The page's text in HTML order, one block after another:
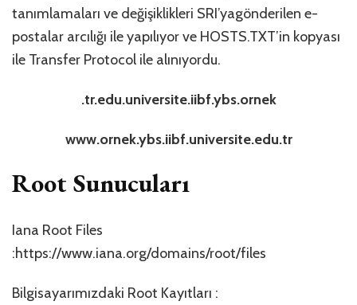
tanımlamaları ve değişiklikleri SRI’yagönderilen e-
postalar arcılığı ile yapılıyor ve HOSTS.TXT’in kopyası
ile Transfer Protocol ile alınıyordu.
.tr.edu.universite.iibf.ybs.ornek
www.ornek.ybs.iibf.universite.edu.tr
Root Sunucuları
Iana Root Files
:https://www.iana.org/domains/root/files
Bilgisayarımızdaki Root Kayıtları :